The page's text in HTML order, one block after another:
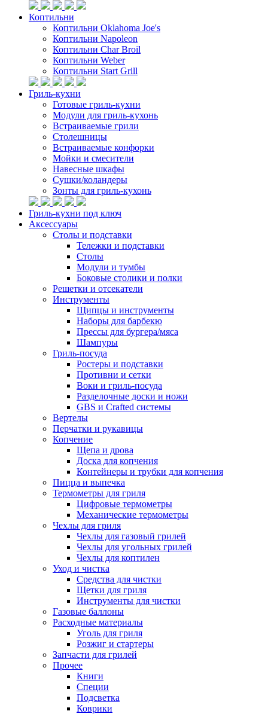
Коптильни
Коптильни Oklahoma Joe's
Коптильни Napoleon
Коптильни Char Broil
Коптильни Weber
Коптильни Start Grill
Гриль-кухни
Готовые гриль-кухни
Модули для гриль-кухонь
Встраиваемые грили
Столешницы
Встраиваемые конфорки
Мойки и смесители
Навесные шкафы
Сушки/коландеры
Зонты для гриль-кухонь
Гриль-кухни под ключ
Аксессуары
Столы и подставки
Тележки и подставки
Столы
Модули и тумбы
Боковые столики и полки
Решетки и отсекатели
Инструменты
Щипцы и инструменты
Наборы для барбекю
Прессы для бургера/мяса
Шампуры
Гриль-посуда
Ростеры и подставки
Противни и сетки
Воки и гриль-посуда
Разделочные доски и ножи
GBS и Crafted системы
Вертелы
Перчатки и рукавицы
Копчение
Щепа и дрова
Доска для копчения
Контейнеры и трубки для копчения
Пицца и выпечка
Термометры для гриля
Цифровые термометры
Механические термометры
Чехлы для гриля
Чехлы для газовый грилей
Чехлы для угольных грилей
Чехлы для коптилен
Уход и чистка
Средства для чистки
Щетки для гриля
Инструменты для чистки
Газовые баллоны
Расходные материалы
Уголь для гриля
Розжиг и стартеры
Запчасти для грилей
Прочее
Книги
Специи
Подсветка
Коврики